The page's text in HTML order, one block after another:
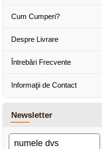
Cum Cumperi?
Despre Livrare
Întrebări Frecvente
Informaţii de Contact
Newsletter